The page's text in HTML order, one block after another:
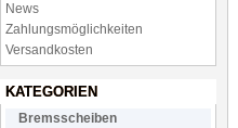
News
Zahlungsmöglichkeiten
Versandkosten
KATEGORIEN
Bremsscheiben